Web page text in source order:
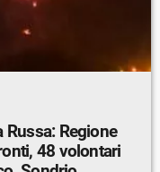
Regione
48 volontari